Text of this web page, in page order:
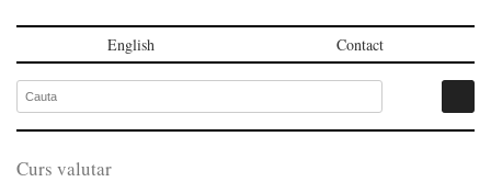
English Contact
Curs valutar